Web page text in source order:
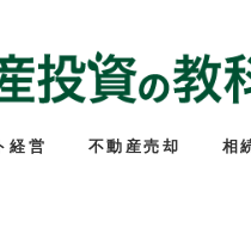
経営 不動産売却 相